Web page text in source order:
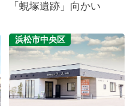
「蜆塚遺跡」向かい
浜松市中央区